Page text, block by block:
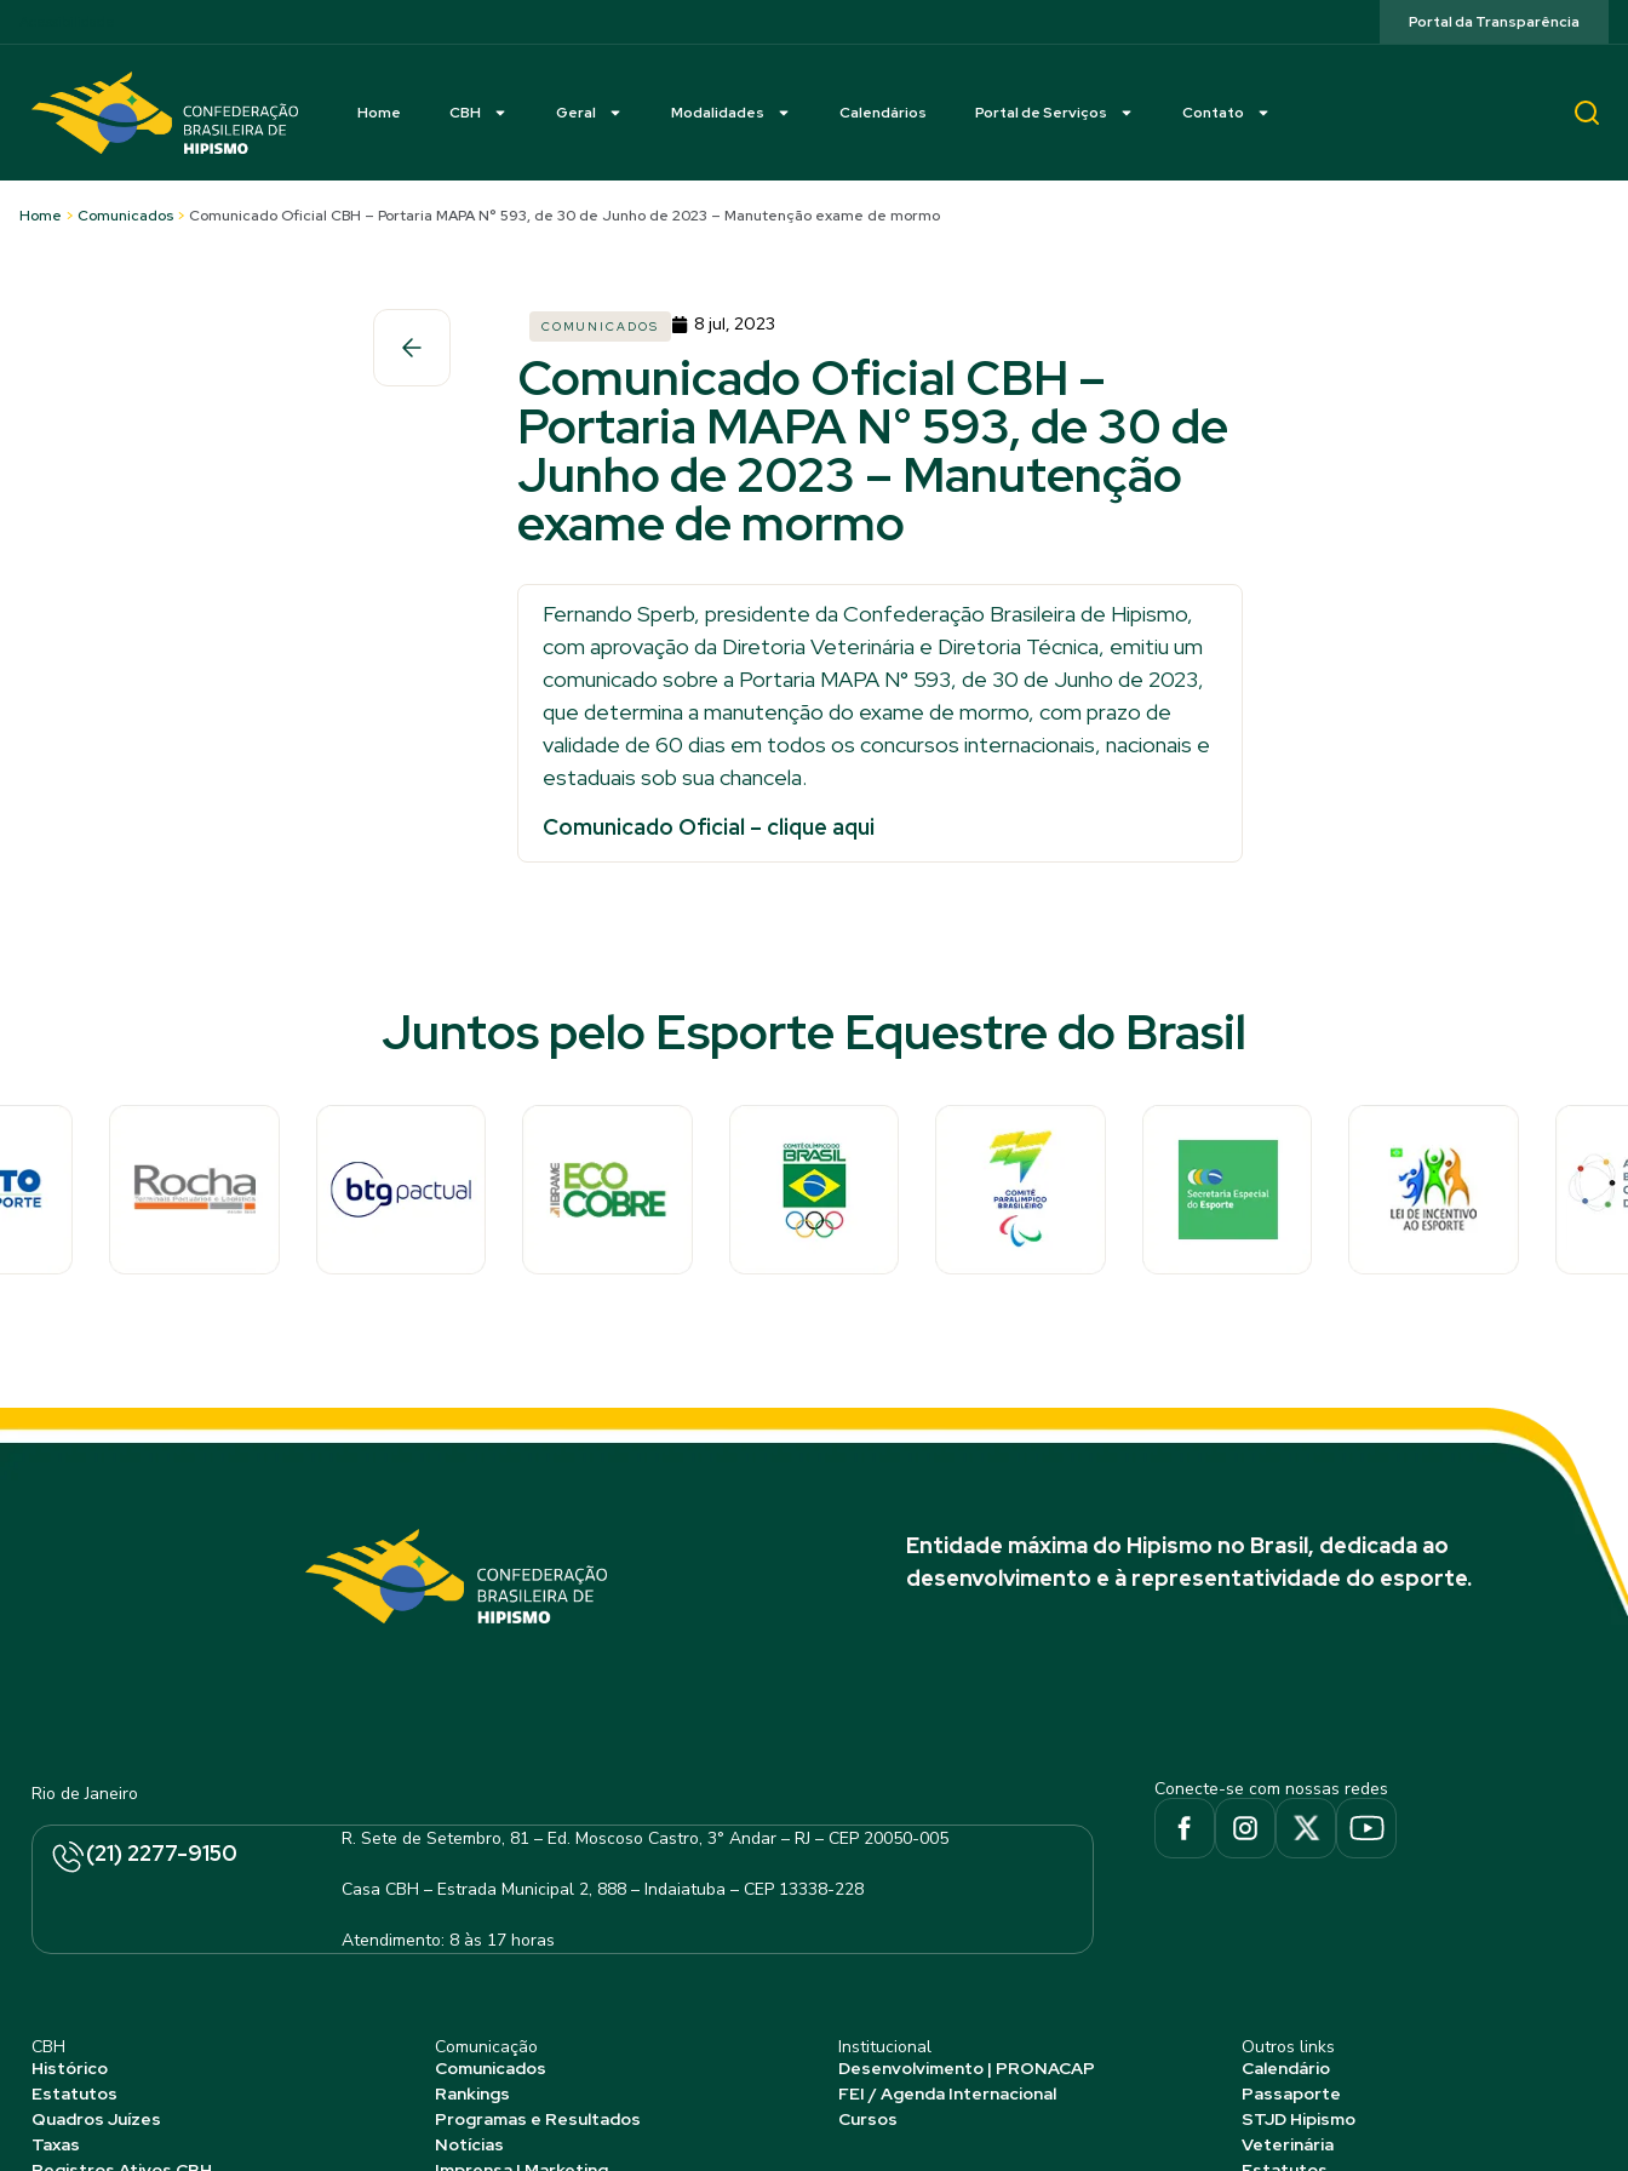
Portal da Transparência
Home CBH Geral Modalidades Calendários Portal de Serviços Contato
Home > Comunicados > Comunicado Oficial CBH – Portaria MAPA N° 593, de 30 de Junho de 2023 – Manutenção exame de mormo
COMUNICADOS 8 jul, 2023
Comunicado Oficial CBH –
Portaria MAPA N° 593, de 30 de
Junho de 2023 – Manutenção
exame de mormo
Fernando Sperb, presidente da Confederação Brasileira de Hipismo,
com aprovação da Diretoria Veterinária e Diretoria Técnica, emitiu um
comunicado sobre a Portaria MAPA N° 593, de 30 de Junho de 2023,
que determina a manutenção do exame de mormo, com prazo de
validade de 60 dias em todos os concursos internacionais, nacionais e
estaduais sob sua chancela.
Comunicado Oficial – clique aqui
Juntos pelo Esporte Equestre do Brasil
Entidade máxima do Hipismo no Brasil, dedicada ao
desenvolvimento e à representatividade do esporte.
Rio de Janeiro
(21) 2277-9150
R. Sete de Setembro, 81 – Ed. Moscoso Castro, 3° Andar – RJ – CEP 20050-005
Casa CBH – Estrada Municipal 2, 888 – Indaiatuba – CEP 13338-228
Atendimento: 8 às 17 horas
Conecte-se com nossas redes
CBH
Histórico
Estatutos
Quadros Juízes
Taxas
Comunicação
Comunicados
Rankings
Programas e Resultados
Notícias
Institucional
Desenvolvimento | PRONACAP
FEI / Agenda Internacional
Cursos
Outros links
Calendário
Passaporte
STJD Hipismo
Veterinária